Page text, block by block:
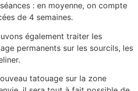
: en moyenne, on compte
de 4 semaines.
également traiter les
permanents sur les sourcils, les
tatouage sur la zone